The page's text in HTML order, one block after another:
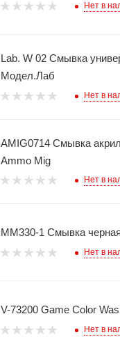
Нет в
Lab. W 02 Смывка
Модел.Лаб
Нет в
AMIG0714 Смывка
Ammo Mig
Нет в
ММ330-1 Смывка
Нет в
V-73200 Game Color
Нет в